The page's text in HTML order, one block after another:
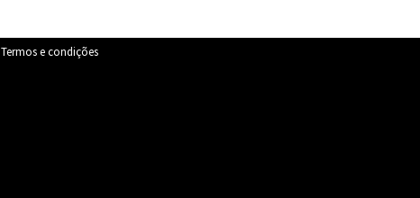
Termos e condições